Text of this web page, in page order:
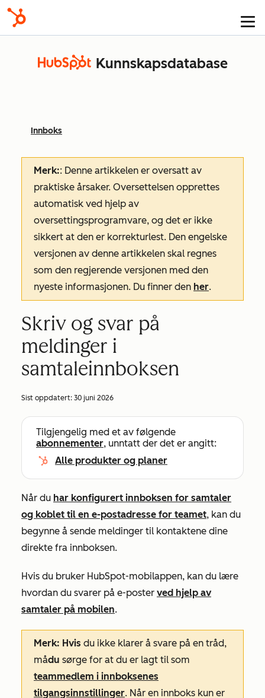
Kunnskapsdatabase
Innboks
Merk:: Denne artikkelen er oversatt av
praktiske årsaker. Oversettelsen opprettes
automatisk ved hjelp av
oversettingsprogramvare, og det er ikke
sikkert at den er korrekturlest. Den engelske
versjonen av denne artikkelen skal regnes
som den regjerende versjonen med den
nyeste informasjonen. Du finner den her.
Skriv og svar på
meldinger i
samtaleinnboksen
Sist oppdatert: 30 juni 2026
Tilgjengelig med et av følgende
abonnementer, unntatt der det er angitt:
Alle produkter og planer
Når du har konfigurert innboksen for samtaler
og koblet til en e-postadresse for teamet, kan du
begynne å sende meldinger til kontaktene dine
direkte fra innboksen.
Hvis du bruker HubSpot-mobilappen, kan du lære
hvordan du svarer på e-poster ved hjelp av
samtaler på mobilen.
Merk: Hvis du ikke klarer å svare på en tråd,
mådu sørge for at du er lagt til som
teammedlem i innboksenes
tilgangsinnstillinger. Når en innboks kun er